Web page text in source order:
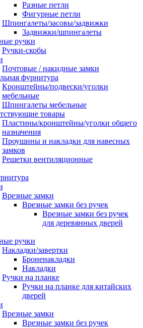
Разные петли
Фигурные петли
Шпингалеты/засовы/задвижки
Задвижки/шпингалеты
ручки
Ручки-скобы
Почтовые / накидные замки
фурнитура
Кронштейны/подвески/уголки
мебельные
Шпингалеты мебельные
товары
Пластины/кронштейны/уголки общего
назначения
Проушины и накладки для навесных
замков
Решетки вентиляционные
Врезные замки
Врезные замки без ручек
Врезные замки без ручек
для деревянных дверей
ручки
Накладки/завертки
Броненакладки
Накладки
Ручки на планке
Ручки на планке для китайских
дверей
Врезные замки
Врезные замки без ручек